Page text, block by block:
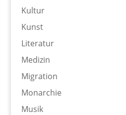
Kultur
Kunst
Literatur
Medizin
Migration
Monarchie
Musik